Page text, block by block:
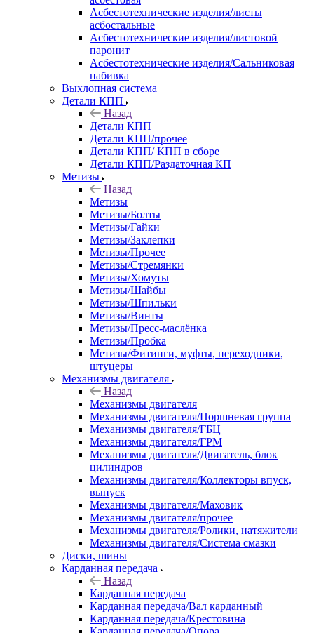
Асбестотехнические изделия/листы
асбостальные
Асбестотехнические изделия/листовой
паронит
Асбестотехнические изделия/Сальниковая
набивка
Выхлопная система
Детали КПП
Назад
Детали КПП
Детали КПП/прочее
Детали КПП/ КПП в сборе
Детали КПП/Раздаточная КП
Метизы
Назад
Метизы
Метизы/Болты
Метизы/Гайки
Метизы/Заклепки
Метизы/Прочее
Метизы/Стремянки
Метизы/Хомуты
Метизы/Шайбы
Метизы/Шпильки
Метизы/Винты
Метизы/Пресс-маслёнка
Метизы/Пробка
Метизы/Фитинги, муфты, переходники,
штуцеры
Механизмы двигателя
Назад
Механизмы двигателя
Механизмы двигателя/Поршневая группа
Механизмы двигателя/ГБЦ
Механизмы двигателя/ГРМ
Механизмы двигателя/Двигатель, блок
цилиндров
Механизмы двигателя/Коллекторы впуск,
выпуск
Механизмы двигателя/Маховик
Механизмы двигателя/прочее
Механизмы двигателя/Ролики, натяжители
Механизмы двигателя/Система смазки
Диски, шины
Карданная передача
Назад
Карданная передача
Карданная передача/Вал карданный
Карданная передача/Крестовина